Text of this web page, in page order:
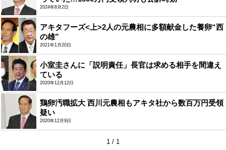
2024年8月2日
アキタフーズ<上>2人の元農相に多額献金した養卵“西
の雄”
2021年1月20日
小室圭さんに「説明責任」長官は求める相手を間違え
ている
2020年12月12日
鶏卵汚職拡大 西川元農相もアキタ社から数百万円受領
疑い
2020年12月9日
1 / 1